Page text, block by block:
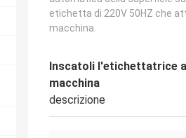
etichetta di 220V 50HZ che
macchina
Inscatoli l'etichettatrice
macchina
descrizione